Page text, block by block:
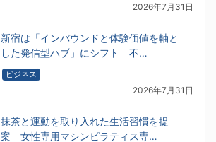
2026年7月31日
新宿は「インバウンドと体験価値を軸と
した発信型ハブ」にシフト 不…
ビジネス
2026年7月31日
抹茶と運動を取り入れた生活習慣を提
案 女性専用マシンピラティス専…